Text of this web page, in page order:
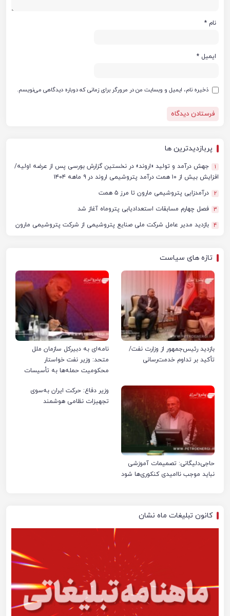
نام *
ایمیل *
ذخیره نام، ایمیل و وبسایت من در مرورگر برای زمانی که دوباره دیدگاهی می‌نویسم.
پربازدیدترین ها
1
جهش درآمد و تولید «اروند» در نخستین گزارش بورسی پس از عرضه اولیه/
افزایش بیش از ۱۰ همت درآمد پتروشیمی اروند در ۹ ماهه ۱۴۰۴
2 درآمدزایی پتروشیمی مارون تا مرز ۵ همت
3 فصل چهارم مسابقات استعدادیابی پتروماه آغاز شد
4 بازدید مدیر عامل شرکت ملی صنایع پتروشیمی از شرکت پتروشیمی مارون
تازه های سیاست
بازدید رئیس‌جمهور از وزارت نفت/
تأکید بر تداوم خدمت‌رسانی
نامه‌ای به دبیرکل سازمان ملل
متحد: وزیر نفت خواستار
محکومیت حمله‌ها به تأسیسات
حاجی‌دلیگانی: تصمیمات آموزشی
نباید موجب ناامیدی کنکوری‌ها شود
وزیر دفاع: حرکت ایران به‌سوی
تجهیزات نظامی هوشمند
کانون تبلیغات ماه نشان